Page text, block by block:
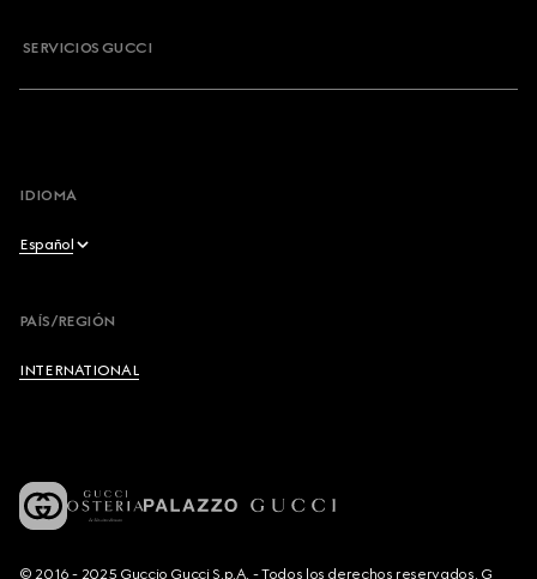
SERVICIOS GUCCI
IDIOMA
Español
Français
PAÍS/REGIÓN
INTERNATIONAL
© 2016 - 2025 Guccio Gucci S.p.A. - Todos los derechos reservados. G